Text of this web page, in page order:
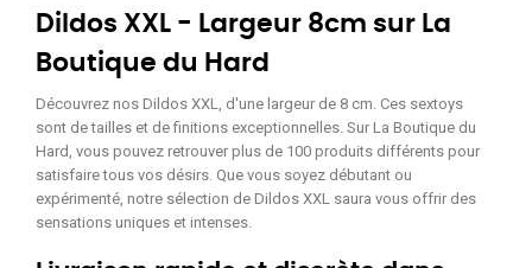
Dildos XXL - Largeur 8cm sur La
Boutique du Hard
Découvrez nos Dildos XXL, d'une largeur de 8 cm. Ces sextoys
sont de tailles et de finitions exceptionnelles. Sur La Boutique du
Hard, vous pouvez retrouver plus de 100 produits différents pour
satisfaire tous vos désirs. Que vous soyez débutant ou
expérimenté, notre sélection de Dildos XXL saura vous offrir des
sensations uniques et intenses.